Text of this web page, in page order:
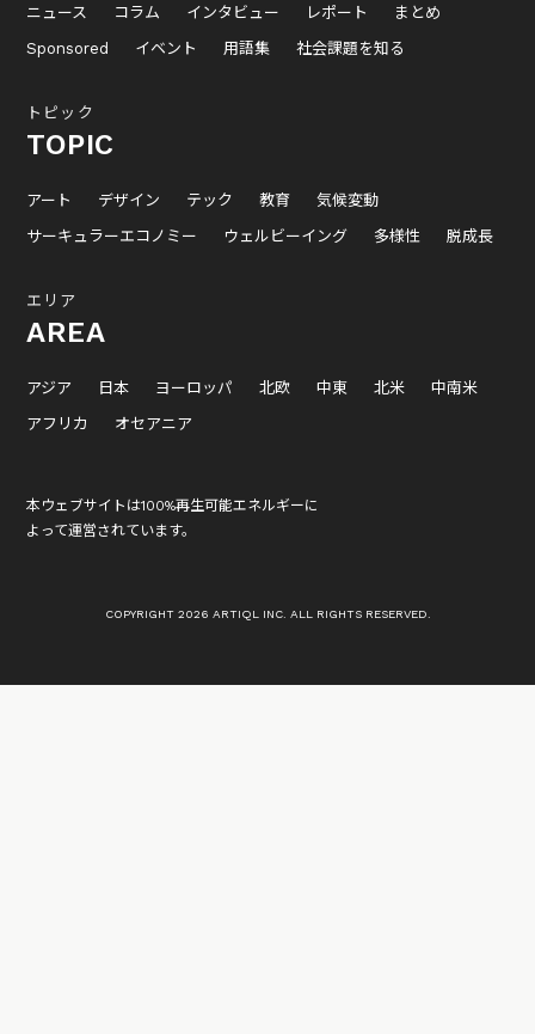
ニュース コラム インタビュー レポート
まとめ
Sponsored
イベント 用語集 社会課題を知る
トピック
TOPIC
アート デザイン テック 教育
気候変動
サーキュラーエコノミー
ウェルビーイング 多様性 脱成長
エリア
AREA
アジア 日本 ヨーロッパ 北欧 中東 北米
中南米
アフリカ
オセアニア
本ウェブサイトは100%再生可能エネルギーに
よって運営されています。
COPYRIGHT 2026 ARTIQL INC. ALL RIGHTS RESERVED.